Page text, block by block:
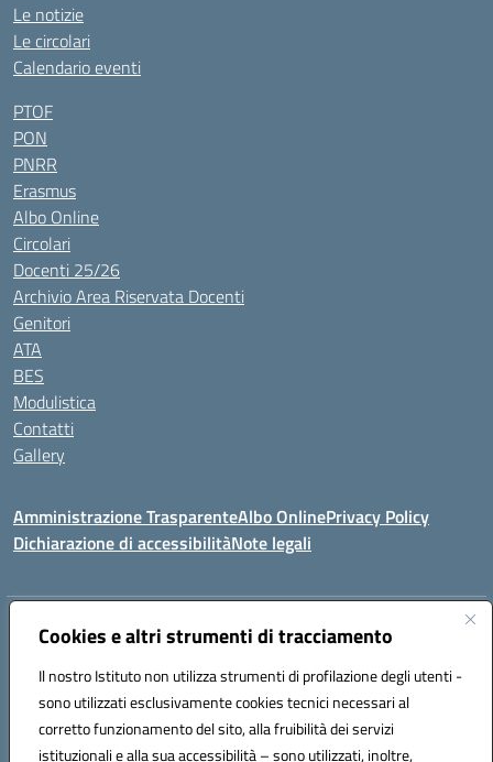
Cookies e altri strumenti di tracciamento
Il nostro Istituto non utilizza strumenti di profilazione degli utenti -
sono utilizzati esclusivamente cookies tecnici necessari al
corretto funzionamento del sito, alla fruibilità dei servizi
istituzionali e alla sua accessibilità – sono utilizzati, inoltre,
Le notizie
Le circolari
Calendario eventi
PTOF
PON
PNRR
Erasmus
Albo Online
Circolari
Docenti 25/26
Archivio Area Riservata Docenti
Genitori
ATA
BES
Modulistica
Contatti
Gallery
Amministrazione TrasparenteAlbo OnlinePrivacy Policy
Dichiarazione di accessibilitàNote legali
Indirizzo:Via Coniugi Crigna – Cap. 89861 – Tropea (VV)
Posta elettronica certificata (PEC):vvic82200d@pec.istruzione.it
Codice fiscale: 96012410799
Codice meccanografico:VVIC82200D